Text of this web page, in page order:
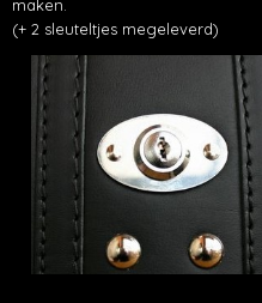
maken.
(+ 2 sleuteltjes megeleverd)